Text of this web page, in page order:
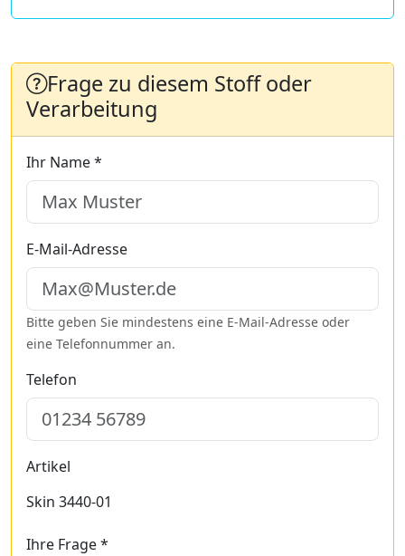
Frage zu diesem Stoff oder
Verarbeitung
Ihr Name *
E-Mail-Adresse
Bitte geben Sie mindestens eine E-Mail-Adresse oder
eine Telefonnummer an.
Telefon
Artikel
Skin 3440-01
Ihre Frage *